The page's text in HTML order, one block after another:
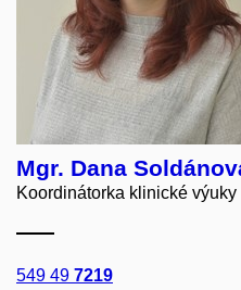
Mgr. Dana
Koordinátorka klinické výuky
549 49 7219